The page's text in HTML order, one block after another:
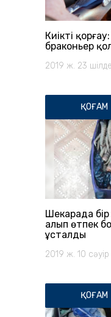
Киікті
браконьер
2019 ж. 23 шілде
ҚОҒАМ
Шекарада бір
алып өтпек
ұсталды
2019 ж. 10 сәуір
ҚОҒАМ